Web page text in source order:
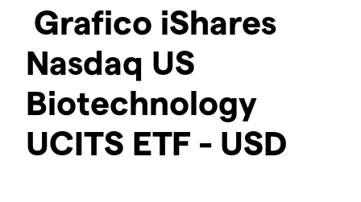
Grafico iShares
Nasdaq US
Biotechnology
UCITS ETF - USD